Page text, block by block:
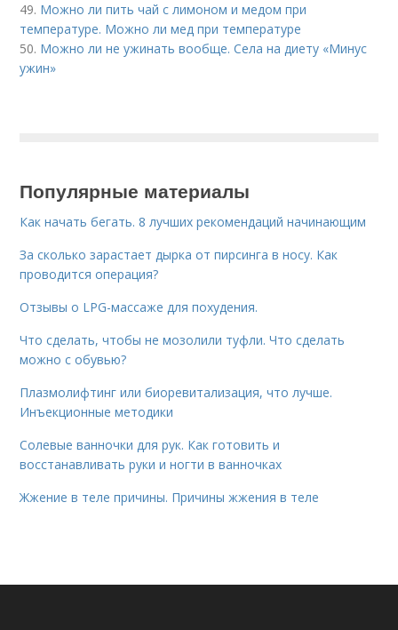
49. Можно ли пить чай с лимоном и медом при
температуре. Можно ли мед при температуре
50. Можно ли не ужинать вообще. Села на диету «Минус
ужин»
Популярные материалы
Как начать бегать. 8 лучших рекомендаций начинающим
За сколько зарастает дырка от пирсинга в носу. Как
проводится операция?
Отзывы о LPG-массаже для похудения.
Что сделать, чтобы не мозолили туфли. Что сделать
можно с обувью?
Плазмолифтинг или биоревитализация, что лучше.
Инъекционные методики
Солевые ванночки для рук. Как готовить и
восстанавливать руки и ногти в ванночках
Жжение в теле причины. Причины жжения в теле